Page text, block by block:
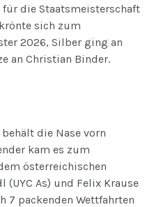
die Staatsmeisterschaft
sich zum
2026, Silber ging an
an Christian Binder.
die Nase vorn
kam es zum
österreichischen
(UYC As) und Felix Krause
7 packenden Wettfahrten